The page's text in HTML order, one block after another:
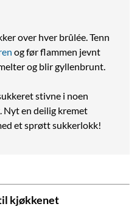
over hver brûlée. Tenn
og før flammen jevnt
og blir gyllenbrunt.
stivne i noen
en deilig kremet
et sprøtt sukkerlokk!
kjøkkenet